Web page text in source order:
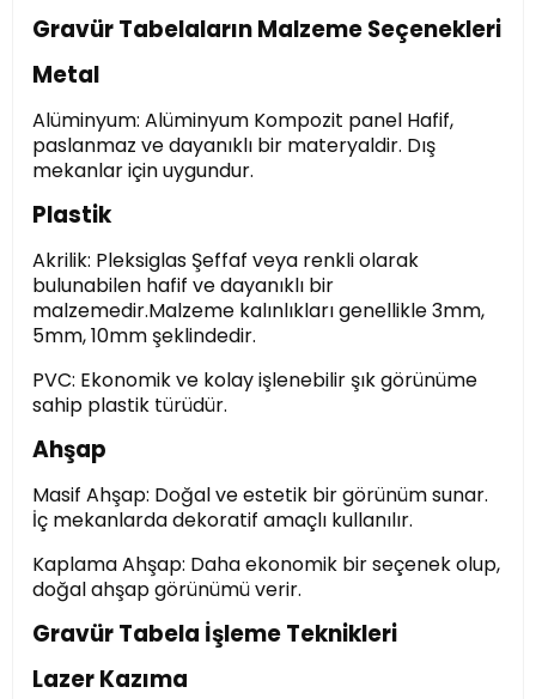
Gravür Tabelaların Malzeme Seçenekleri
Metal
Alüminyum: Alüminyum Kompozit panel Hafif,
paslanmaz ve dayanıklı bir materyaldir. Dış
mekanlar için uygundur.
Plastik
Akrilik: Pleksiglas Şeffaf veya renkli olarak
bulunabilen hafif ve dayanıklı bir
malzemedir.Malzeme kalınlıkları genellikle 3mm,
5mm, 10mm şeklindedir.
PVC: Ekonomik ve kolay işlenebilir şık görünüme
sahip plastik türüdür.
Ahşap
Masif Ahşap: Doğal ve estetik bir görünüm sunar.
İç mekanlarda dekoratif amaçlı kullanılır.
Kaplama Ahşap: Daha ekonomik bir seçenek olup,
doğal ahşap görünümü verir.
Gravür Tabela İşleme Teknikleri
Lazer Kazıma